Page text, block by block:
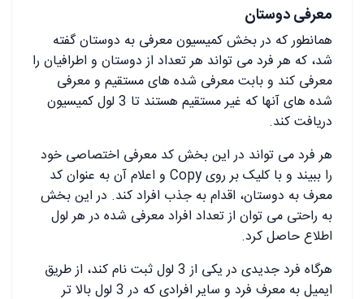
معرفی دوستان
همانطور که در بخش کمیسیون معرفی به دوستان گفته
شد، که هر فرد می تواند هر تعداد از دوستان و اطرافیان را
معرفی کند و بابت معرفی شده های مستقیم و معرفی
شده های آنها که غیر مستقیم هستند تا 3 لول کمیسیون
دریافت کند.
هر فرد می تواند در این بخش کد معرفی اختصاصی خود
را ببیند و با کلیک بر روی Copy و اعلام آن به عنوان کد
معرف به دوستان، اقدام به جذب افراد کند. در این بخش
به راحتی می توان از تعداد افراد معرفی شده در هر لول
اطلاع حاصل کرد.
هرگاه فرد جدیدی در یکی از 3 لول ثبت نام کند، از طریق
ایمیل به معرف فرد و سایر افرادی که در 3 لول بالا تر